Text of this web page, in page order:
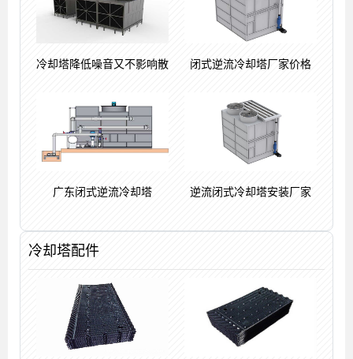
冷却塔降低噪音又不影响散 闭式逆流冷却塔厂家价格
广东闭式逆流冷却塔 逆流闭式冷却塔安装厂家
冷却塔配件